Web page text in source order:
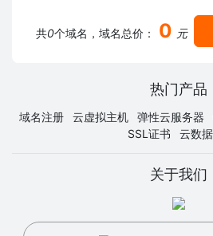
共0个域名，域名总价： 0 元
热门产品
域名注册 云虚拟主机 弹性云服务器
SSL证书
云数
关于我们